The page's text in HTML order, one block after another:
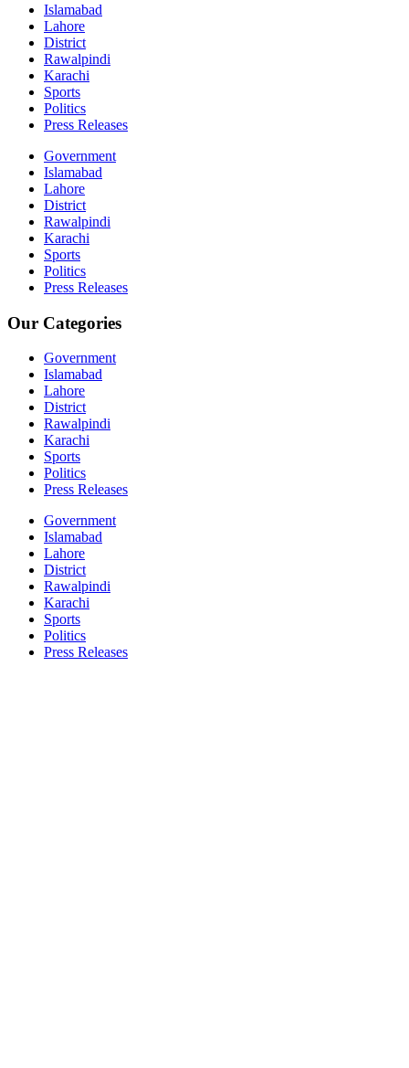
Islamabad
Lahore
District
Rawalpindi
Karachi
Sports
Politics
Press Releases
Government
Islamabad
Lahore
District
Rawalpindi
Karachi
Sports
Politics
Press Releases
Our Categories
Government
Islamabad
Lahore
District
Rawalpindi
Karachi
Sports
Politics
Press Releases
Government
Islamabad
Lahore
District
Rawalpindi
Karachi
Sports
Politics
Press Releases